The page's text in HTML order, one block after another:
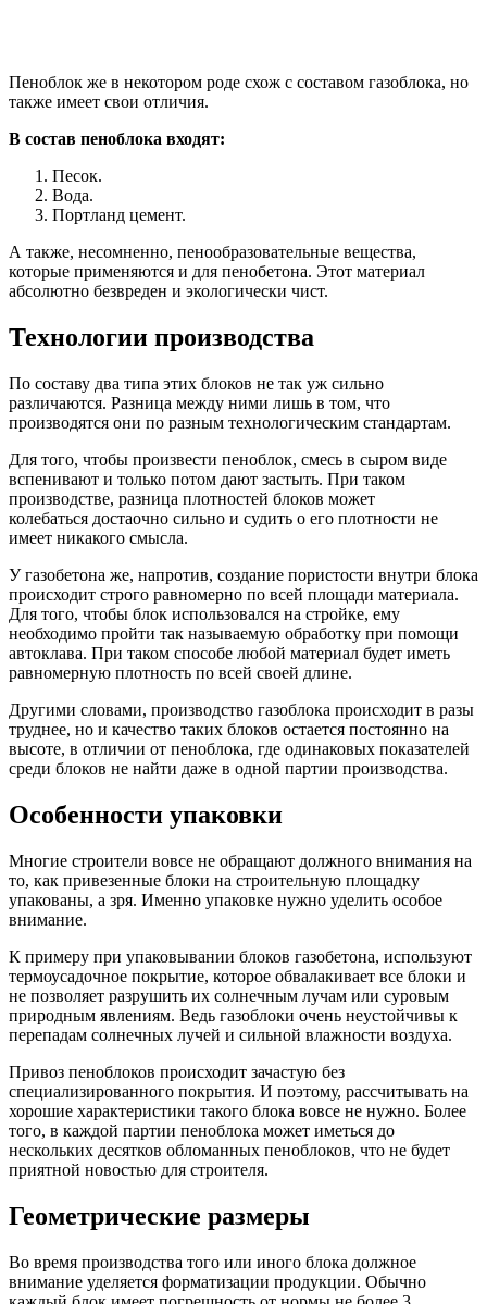
Пеноблок же в некотором роде схож с составом газоблока, но
также имеет свои отличия.
В состав пеноблока входят:
Песок.
Вода.
Портланд цемент.
А также, несомненно, пенообразовательные вещества,
которые применяются и для пенобетона. Этот материал
абсолютно безвреден и экологически чист.
Технологии производства
По составу два типа этих блоков не так уж сильно
различаются. Разница между ними лишь в том, что
производятся они по разным технологическим стандартам.
Для того, чтобы произвести пеноблок, смесь в сыром виде
вспенивают и только потом дают застыть. При таком
производстве, разница плотностей блоков может
колебаться достаочно сильно и судить о его плотности не
имеет никакого смысла.
У газобетона же, напротив, создание пористости внутри блока
происходит строго равномерно по всей площади материала.
Для того, чтобы блок использовался на стройке, ему
необходимо пройти так называемую обработку при помощи
автоклава. При таком способе любой материал будет иметь
равномерную плотность по всей своей длине.
Другими словами, производство газоблока происходит в разы
труднее, но и качество таких блоков остается постоянно на
высоте, в отличии от пеноблока, где одинаковых показателей
среди блоков не найти даже в одной партии производства.
Особенности упаковки
Многие строители вовсе не обращают должного внимания на
то, как привезенные блоки на строительную площадку
упакованы, а зря. Именно упаковке нужно уделить особое
внимание.
К примеру при упаковывании блоков газобетона, используют
термоусадочное покрытие, которое обвалакивает все блоки и
не позволяет разрушить их солнечным лучам или суровым
природным явлениям. Ведь газоблоки очень неустойчивы к
перепадам солнечных лучей и сильной влажности воздуха.
Привоз пеноблоков происходит зачастую без
специализированного покрытия. И поэтому, рассчитывать на
хорошие характеристики такого блока вовсе не нужно. Более
того, в каждой партии пеноблока может иметься до
нескольких десятков обломанных пеноблоков, что не будет
приятной новостью для строителя.
Геометрические размеры
Во время производства того или иного блока должное
внимание уделяется форматизации продукции. Обычно